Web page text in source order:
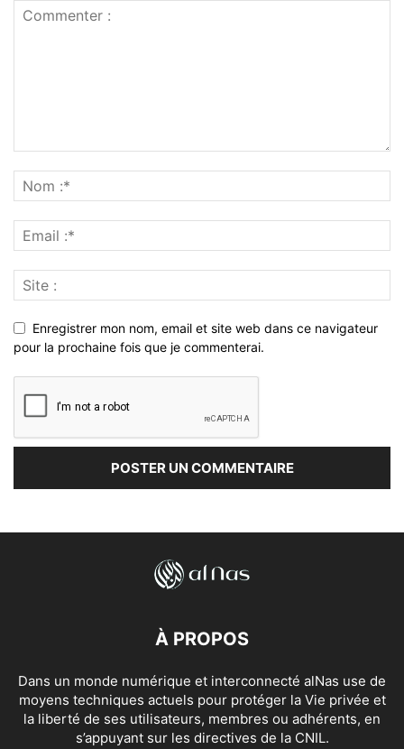
Enregistrer mon nom, email et site web dans ce navigateur
pour la prochaine fois que je commenterai.
À PROPOS
Dans un monde numérique et interconnecté alNas use de
moyens techniques actuels pour protéger la Vie privée et
la liberté de ses utilisateurs, membres ou adhérents, en
s’appuyant sur les directives de la CNIL.